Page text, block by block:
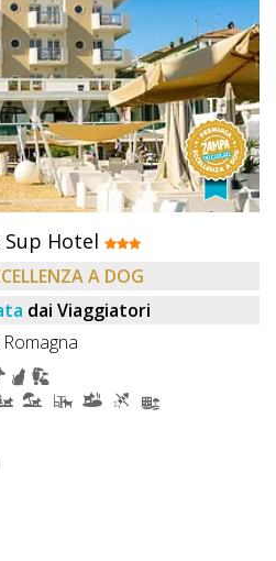
Sup Hotel
A DOG
dai Viaggiatori